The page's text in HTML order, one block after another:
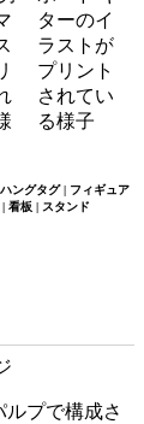
ングタグ | フィギュア
看板 | スタンド
ルプで構成さ